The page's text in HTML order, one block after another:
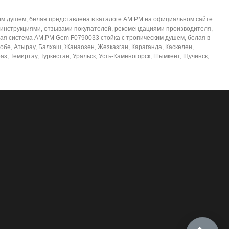
душем, белая представлена в каталоге AM.PM на официальном сайте
отзывами покупателей, рекомендациями производителя,
система AM.PM Gem F0790033 стойка с тропическим душем, белая в
Атырау, Балхаш, Жанаозен, Жезказган, Караганда, Каскелен,
Темиртау, Туркестан, Уральск, Усть-Каменогорск, Шымкент, Щучинск,